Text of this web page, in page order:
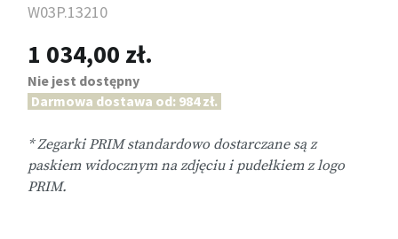
W03P.13210
1 034,00 zł.
Nie jest dostępny
Darmowa dostawa od: 984 zł.
* Zegarki PRIM standardowo dostarczane są z
paskiem widocznym na zdjęciu i pudełkiem z logo
PRIM.